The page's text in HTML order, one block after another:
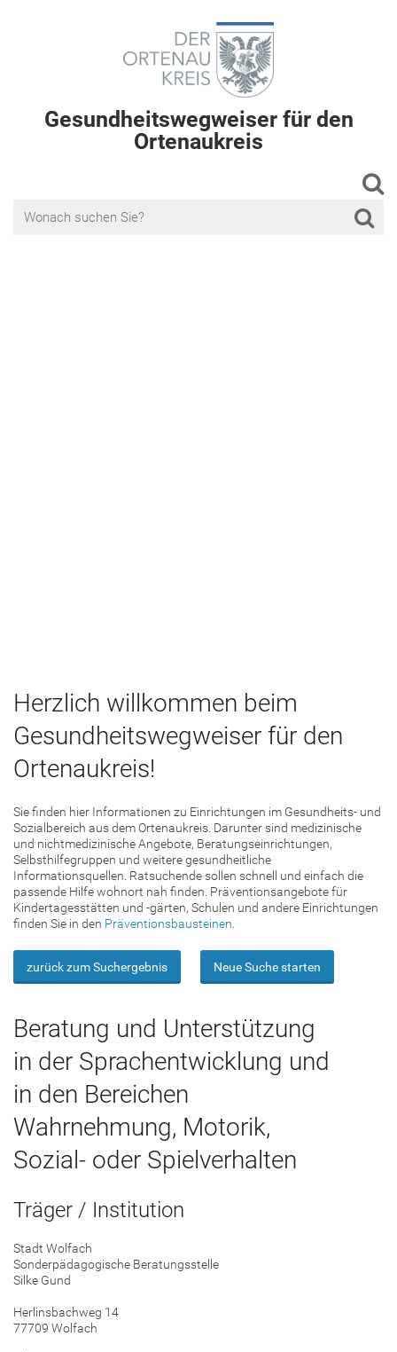
Gesundheitswegweiser für den
Ortenaukreis
Herzlich willkommen beim
Gesundheitswegweiser für den
Ortenaukreis!
Sie finden hier Informationen zu Einrichtungen im Gesundheits- und
Sozialbereich aus dem Ortenaukreis. Darunter sind medizinische
und nichtmedizinische Angebote, Beratungseinrichtungen,
Selbsthilfegruppen und weitere gesundheitliche
Informationsquellen. Ratsuchende sollen schnell und einfach die
passende Hilfe wohnort nah finden. Präventionsangebote für
Kindertagesstätten und -gärten, Schulen und andere Einrichtungen
finden Sie in den Präventionsbausteinen
zurück zum Suchergebnis Neue Suche starten
Beratung und Unterstützung
in der Sprachentwicklung und
in den Bereichen
Wahrnehmung, Motorik,
Sozial- oder Spielverhalten
Träger / Institution
Stadt Wolfach
Sonderpädagogische Beratungsstelle
Silke Gund
Herlinsbachweg 14
77709 Wolfach